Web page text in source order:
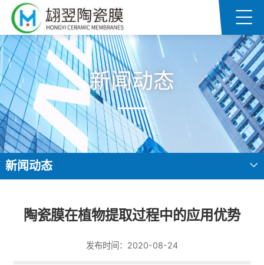
新闻动态
新闻动态
陶瓷膜在植物提取过程中的应用优势
发布时间：2020-08-24